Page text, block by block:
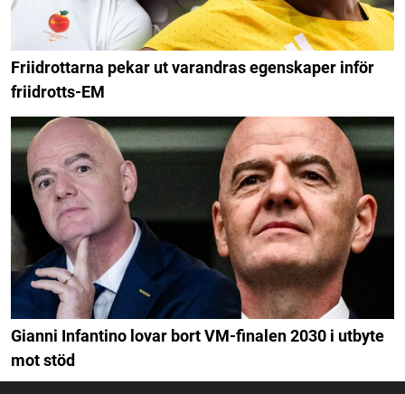
Friidrottarna pekar ut varandras egenskaper inför
friidrotts-EM
Gianni Infantino lovar bort VM-finalen 2030 i utbyte
mot stöd